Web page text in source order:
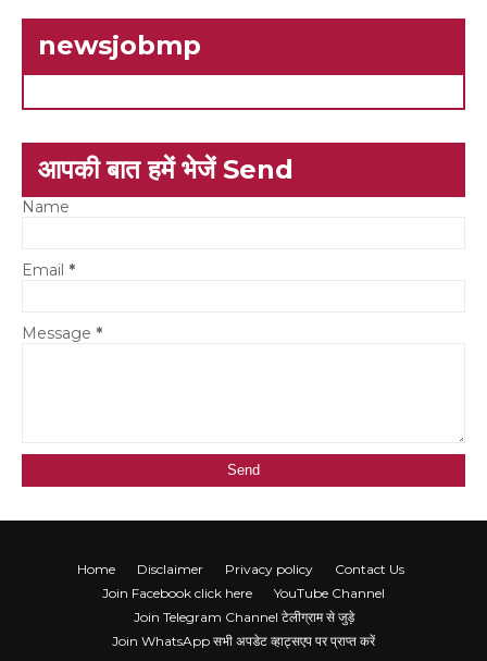
newsjobmp
आपकी बात हमें भेजें Send
Name
Email *
Message *
Home Disclaimer Privacy policy
Contact Us
Join Facebook click here
YouTube Channel
Join Telegram Channel टेलीग्राम से जुड़े
Join WhatsApp सभी अपडेट व्हाट्सएप पर प्राप्त करें